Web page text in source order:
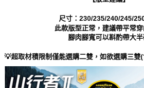
恩沛科技股份有限公司將有權停止該用戶之使用額
尺寸：230/235/240/245/
此款版型正常，建議帶平常
腳肉腳寬可以斟酌帶大
💡超取材積限制僅能選購二雙，如欲選購三雙